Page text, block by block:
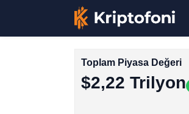
Toplam Piyasa Değeri
$2,22 Trilyon